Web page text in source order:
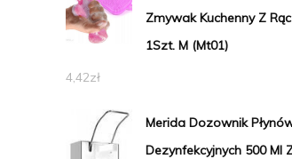
Zmywak Kuchenny Z
1Szt. M (Mt01)
4,42zł
Merida Dozownik
Dezynfekcyjnych 500 Ml